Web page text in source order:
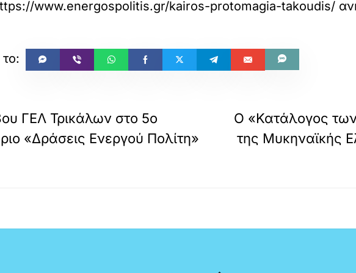
www.energospolitis.gr/kairos-protomagia-takoudis/
ΓΕΛ Τρικάλων στο 5ο
«Δράσεις Ενεργού Πολίτη»
Ο «Κατάλογος
της Μυκηναϊκής